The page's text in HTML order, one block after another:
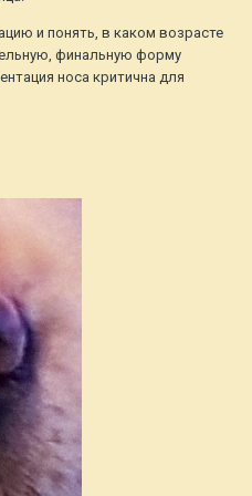
и понять, в каком возрасте
финальную форму
носа критична для